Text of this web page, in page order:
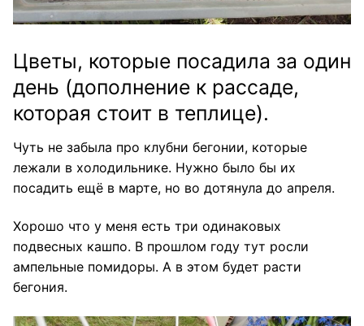
Цветы, которые посадила за один
день (дополнение к рассаде,
которая стоит в теплице).
Чуть не забыла про клубни бегонии, которые
лежали в холодильнике. Нужно было бы их
посадить ещё в марте, но во дотянула до апреля.
Хорошо что у меня есть три одинаковых
подвесных кашпо. В прошлом году тут росли
ампельные помидоры. А в этом будет расти
бегония.